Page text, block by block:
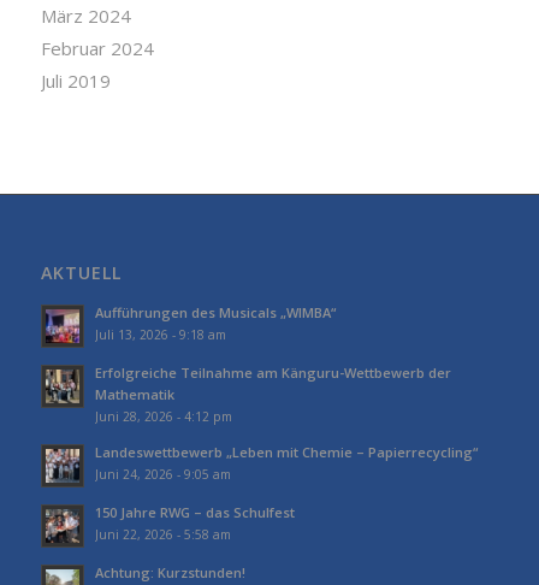
März 2024
Februar 2024
Juli 2019
AKTUELL
Aufführungen des Musicals „WIMBA“
Juli 13, 2026 - 9:18 am
Erfolgreiche Teilnahme am Känguru-Wettbewerb der
Mathematik
Juni 28, 2026 - 4:12 pm
Landeswettbewerb „Leben mit Chemie – Papierrecycling“
Juni 24, 2026 - 9:05 am
150 Jahre RWG – das Schulfest
Juni 22, 2026 - 5:58 am
Achtung: Kurzstunden!